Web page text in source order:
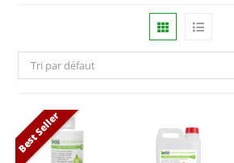
Tri par défaut
Best Seller